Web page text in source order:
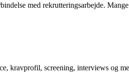
med rekrutteringsarbejde.
kravprofil, screening, interviews og